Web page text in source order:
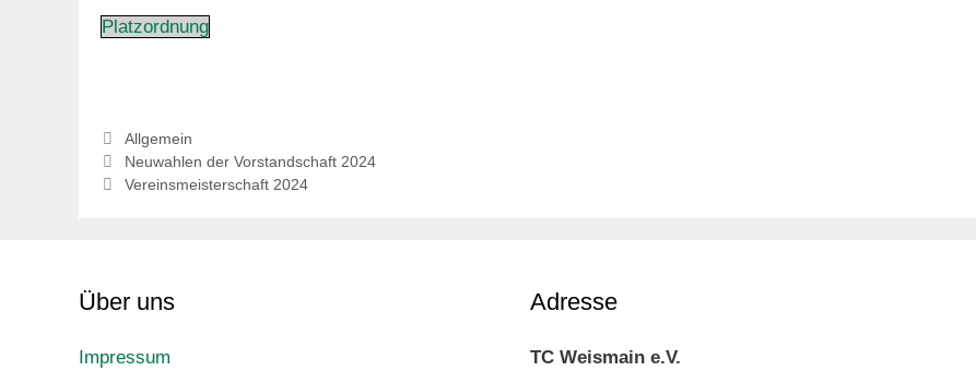
Platzordnung
Kategorien
Allgemein
Neuwahlen der Vorstandschaft 2024
Vereinsmeisterschaft 2024
Über uns
Impressum
Adresse
TC Weismain e.V.